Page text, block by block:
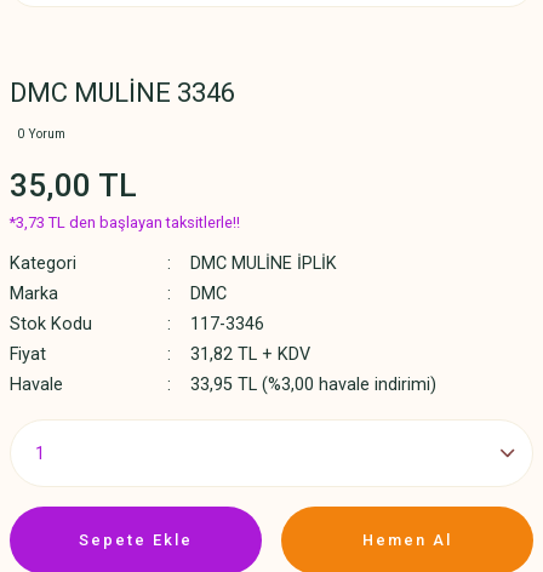
DMC MULİNE 3346
0 Yorum
35,00 TL
*3,73 TL den başlayan taksitlerle!!
Kategori
DMC MULİNE İPLİK
Marka
DMC
Stok Kodu
117-3346
Fiyat
31,82 TL + KDV
Havale
33,95 TL (%3,00 havale indirimi)
Sepete Ekle Hemen Al